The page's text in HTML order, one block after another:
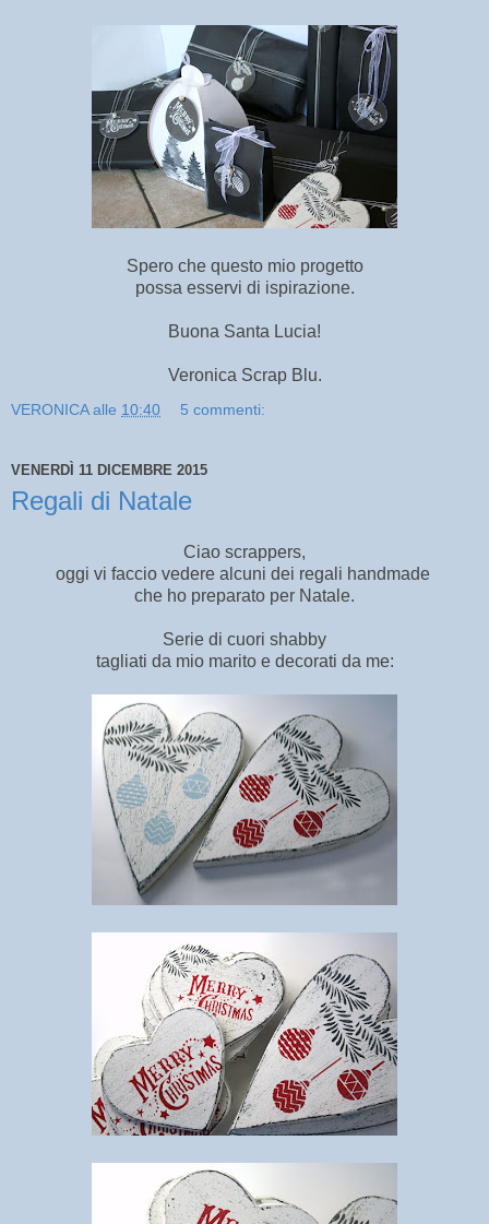
Spero che questo mio progetto
possa esservi di ispirazione.
Buona Santa Lucia!
Veronica Scrap Blu.
VERONICA alle 10:40 5 commenti:
VENERDÌ 11 DICEMBRE 2015
Regali di Natale
Ciao scrappers,
oggi vi faccio vedere alcuni dei regali handmade
che ho preparato per Natale.
Serie di cuori shabby
tagliati da mio marito e decorati da me: